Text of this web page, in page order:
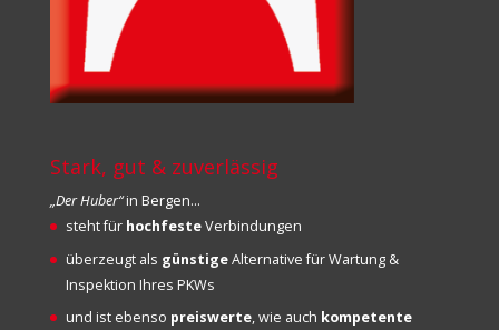
Stark, gut & zuverlässig
„Der Huber“in Bergen…
steht für hochfesteVerbindungen
überzeugt als günstigeAlternative für Wartung &
Inspektion Ihres PKWs
und ist ebenso preiswerte, wie auch kompetente